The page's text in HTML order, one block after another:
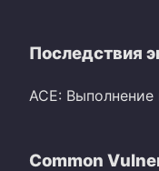
Последствия
ACE:
Common